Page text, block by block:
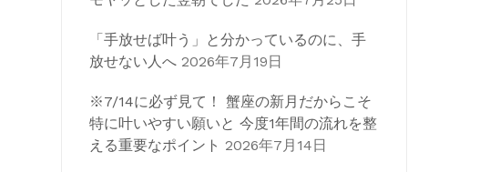
「手放せば叶う」と分かっているのに、手
放せない人へ 2026年7月19日
※7/14に必ず見て！ 蟹座の新月だからこそ
特に叶いやすい願いと 今度1年間の流れを整
える重要なポイント 2026年7月14日